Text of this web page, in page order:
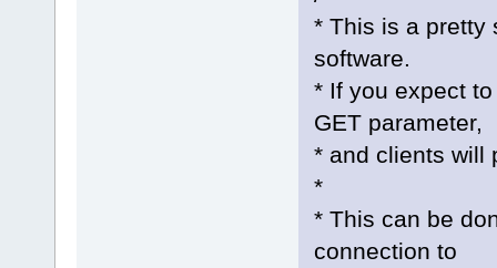
* This is a pretty
software.
* If you expect
GET parameter,
* and clients will
*
* This can be
connection to